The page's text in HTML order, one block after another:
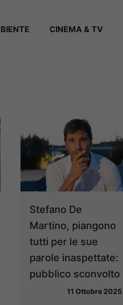
CINEMA & TV
Stefano De
Martino, piangono
tutti per le sue
parole inaspettate:
pubblico sconvolto
11 Ottobre 2025